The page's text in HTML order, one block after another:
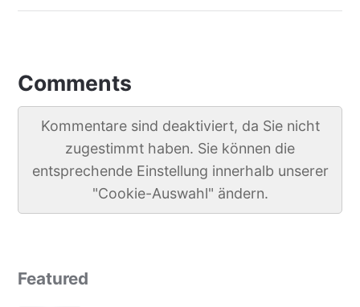
Comments
Kommentare sind deaktiviert, da Sie nicht
zugestimmt haben. Sie können die
entsprechende Einstellung innerhalb unserer
"Cookie-Auswahl" ändern.
Featured